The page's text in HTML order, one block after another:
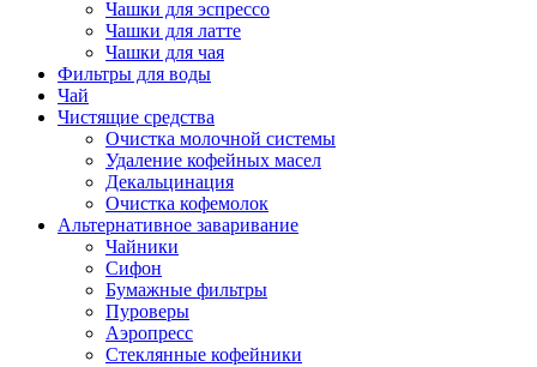
Чашки для эспрессо
Чашки для латте
Чашки для чая
Фильтры для воды
Чай
Чистящие средства
Очистка молочной системы
Удаление кофейных масел
Декальцинация
Очистка кофемолок
Альтернативное заваривание
Чайники
Сифон
Бумажные фильтры
Пуроверы
Аэропресс
Стеклянные кофейники